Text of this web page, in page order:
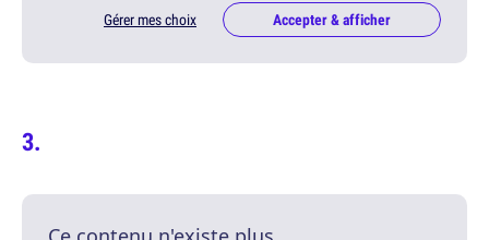
Gérer mes choix Accepter & afficher